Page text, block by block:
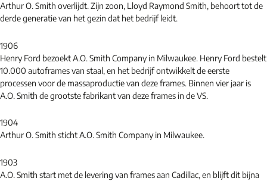
Arthur O. Smith overlijdt. Zijn zoon, Lloyd Raymond Smith, behoort tot de
derde generatie van het gezin dat het bedrijf leidt.
1906
Henry Ford bezoekt A.O. Smith Company in Milwaukee. Henry Ford bestelt
10.000 autoframes van staal, en het bedrijf ontwikkelt de eerste
processen voor de massaproductie van deze frames. Binnen vier jaar is
A.O. Smith de grootste fabrikant van deze frames in de VS.
1904
Arthur O. Smith sticht A.O. Smith Company in Milwaukee.
1903
A.O. Smith start met de levering van frames aan Cadillac, en blijft dit bijna